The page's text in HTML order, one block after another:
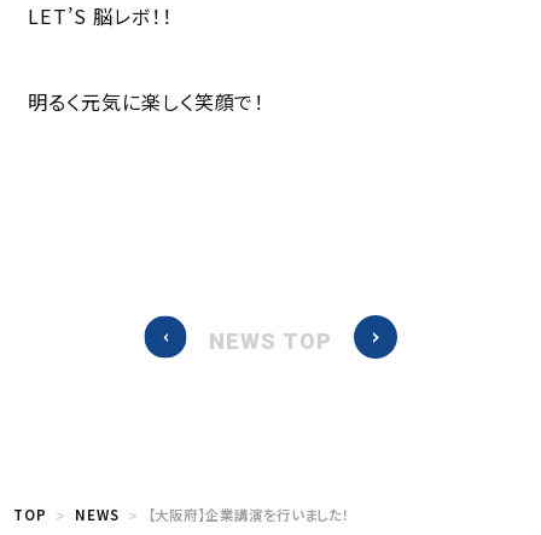
LET’S 脳レボ！！
明るく元気に楽しく笑顔で！
NEWS TOP
TOP NEWS 【大阪府】企業講演を行いました！